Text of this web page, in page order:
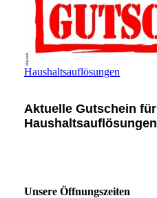
Haushaltsauflösungen
Aktuelle Gutschein für
Haushaltsauflösungen
Unsere Öffnungszeiten